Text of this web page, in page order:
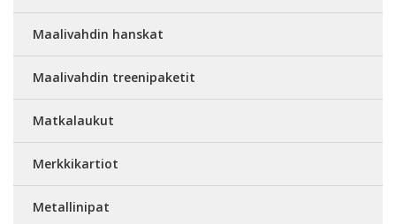
Maalivahdin hanskat
Maalivahdin treenipaketit
Matkalaukut
Merkkikartiot
Metallinipat